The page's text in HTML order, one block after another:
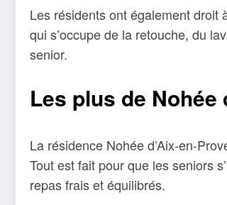
Les résidents ont également
qui s’occupe de la retouche, du
senior.
Les plus de Nohée
La résidence Nohée d’Aix-en-
Tout est fait pour que les seniors
repas frais et équilibrés.